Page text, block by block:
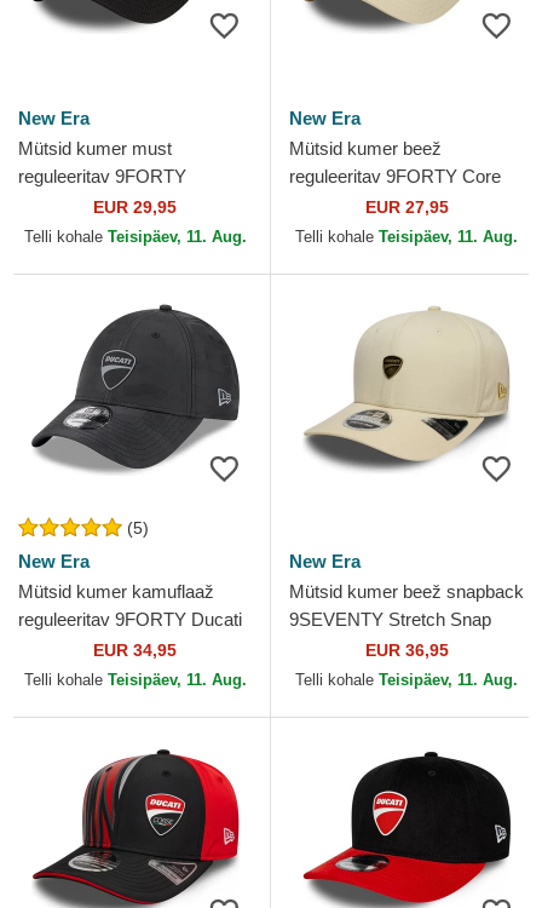
New Era
Mütsid kumer must
reguleeritav 9FORTY
Dashmark Mesh Ducati
Motor MotoGP New Era
EUR 29,95
Telli kohale Teisipäev, 11. Aug.
New Era
Mütsid kumer beež
reguleeritav 9FORTY Core
Ducati Motor MotoGP New
Era
EUR 27,95
Telli kohale Teisipäev, 11. Aug.
(5)
New Era
Mütsid kumer kamuflaaž
reguleeritav 9FORTY Ducati
Motor MotoGP New Era
EUR 34,95
Telli kohale Teisipäev, 11. Aug.
New Era
Mütsid kumer beež snapback
9SEVENTY Stretch Snap
Seasonal Ducati Motor
MotoGP New Era
EUR 36,95
Telli kohale Teisipäev, 11. Aug.